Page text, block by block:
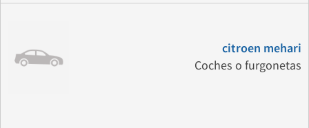
citroen mehari
Coches o furgonetas